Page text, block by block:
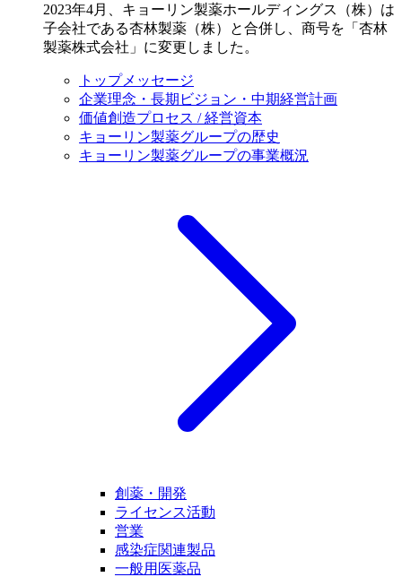
2023年4月、キョーリン製薬ホールディングス（株）は
子会社である杏林製薬（株）と合併し、商号を「杏林
製薬株式会社」に変更しました。
トップメッセージ
企業理念・長期ビジョン・中期経営計画
価値創造プロセス / 経営資本
キョーリン製薬グループの歴史
キョーリン製薬グループの事業概況
創薬・開発
ライセンス活動
営業
感染症関連製品
一般用医薬品